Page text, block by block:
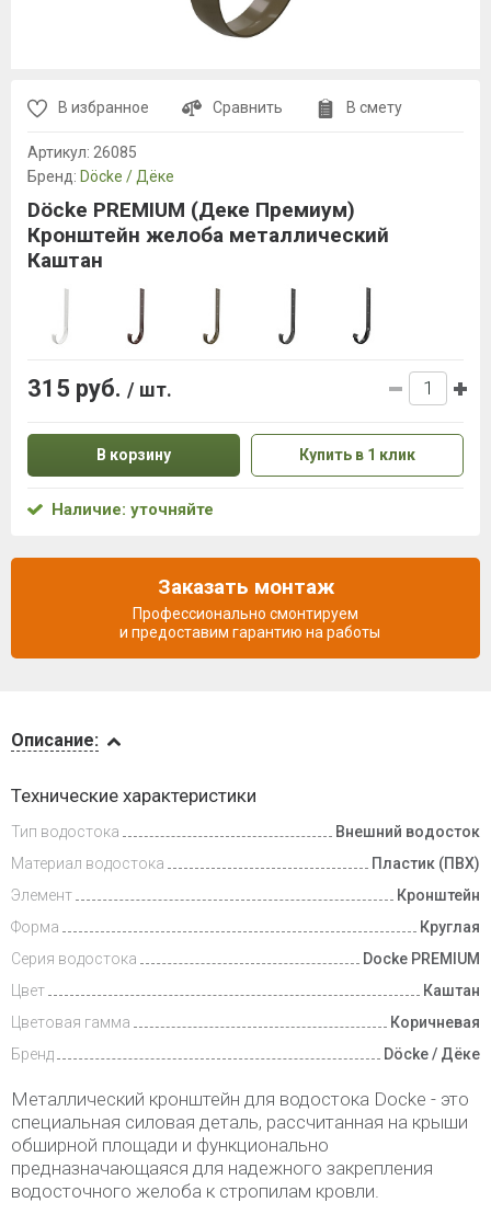
и оплата
Описание:
Технические характеристики
Тип водостока
Внешний водосток
Материал водостока
Пластик (ПВХ)
Элемент
Кронштейн
Форма
Круглая
Серия водостока
Docke PREMIUM
Цвет
Каштан
Цветовая гамма
Коричневая
Бренд
Döcke / Дёке
Металлический кронштейн для водостока Dосke - это
специальная силовая деталь, рассчитанная на крыши
обширной площади и функционально
предназначающаяся для надежного закрепления
водосточного желоба к стропилам кровли.
В избранное Сравнить В смету
Артикул: 26085
Бренд: Döcke / Дёке
Döcke PREMIUM (Деке Премиум)
Кронштейн желоба металлический
Каштан
315 руб. / шт.
В корзину Купить в 1 клик
Наличие: уточняйте
Заказать монтаж
Профессионально смонтируем
и предоставим гарантию на работы